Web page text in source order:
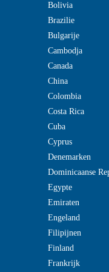
Bolivia
Brazilie
Bulgarije
Cambodja
Canada
China
Colombia
Costa Rica
Cuba
Cyprus
Denemarken
Dominicaanse
Egypte
Emiraten
Engeland
Filipijnen
Finland
Frankrijk